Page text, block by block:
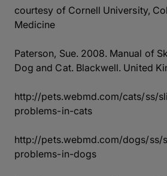
courtesy of Cornell University,
Medicine
Paterson, Sue. 2008. Manual of
Dog and Cat. Blackwell. United
http://pets.webmd.com/cats/ss/
problems-in-cats
http://pets.webmd.com/dogs/ss/
problems-in-dogs